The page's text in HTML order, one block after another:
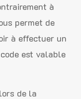
à
permet de
à effectuer un
est valable
de la